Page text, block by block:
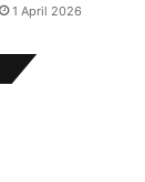
1 April 2026